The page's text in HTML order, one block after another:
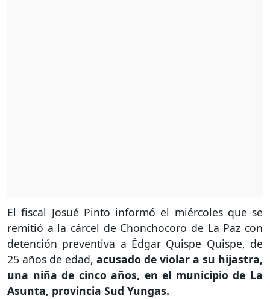
El fiscal Josué Pinto informó el miércoles que se
remitió a la cárcel de Chonchocoro de La Paz con
detención preventiva a Édgar Quispe Quispe, de
25 años de edad, acusado de violar a su hijastra,
una niña de cinco años, en el municipio de La
Asunta, provincia Sud Yungas.